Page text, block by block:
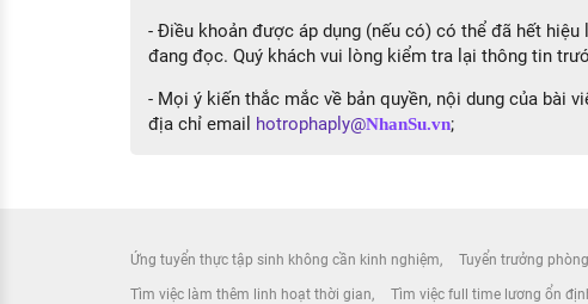
- Điều khoản được áp dụng (nếu có) có thể đã hết
đang đọc. Quý khách vui lòng kiểm tra lại thông tin
- Mọi ý kiến thắc mắc về bản quyền, nội dung của bài
địa chỉ email hotrophaply@NhanSu.vn;
Ứng tuyển thực tập sinh không cần kinh nghiệm Tuyển trưởng
Tìm việc làm thêm linh hoạt thời gian Tìm việc full time lương ổn